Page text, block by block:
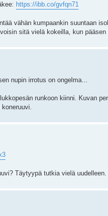
https://ibb.co/gvfqn71
vähän kumpaankin suuntaan
sitä vielä kokeilla, kun pääsen
nupin irrotus on ongelma...
runkoon kiinni. Kuvan
Täytyypä tutkia vielä uudelleen.